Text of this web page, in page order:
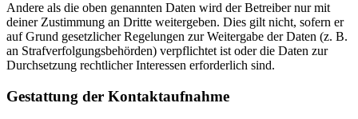
Andere als die oben genannten Daten wird der Betreiber nur mit
deiner Zustimmung an Dritte weitergeben. Dies gilt nicht, sofern er
auf Grund gesetzlicher Regelungen zur Weitergabe der Daten (z. B.
an Strafverfolgungsbehörden) verpflichtet ist oder die Daten zur
Durchsetzung rechtlicher Interessen erforderlich sind.
Gestattung der Kontaktaufnahme